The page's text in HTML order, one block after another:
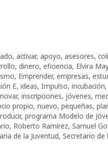
, activar, apoyo, asesores,
, dinero, eficiencia, Elvira
, Emprender, empresas,
E, ideas, Impulso, incubación,
, inscripciones, jóvenes,
propio, nuevo, pequeñas,
, programa Modelo de
, Roberto Ramírez, Samuel
de la Juventud, Secretario de